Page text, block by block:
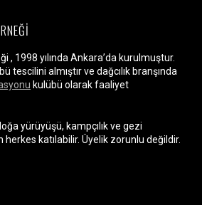
, 1998 yılında Ankara’da kurulmuştur.
tescilini almıştır ve dağcılık branşında
kulübü olarak faaliyet
yürüyüşü, kampçılık ve gezi
katılabilir. Üyelik zorunlu değildir.